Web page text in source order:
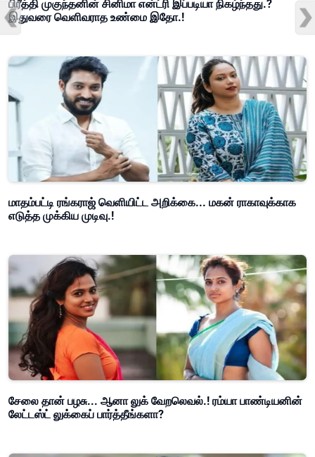
பிரீத்தி முகுந்தனின் சினிமா என்ட்ரி இப்படியா நிகழ்ந்தது.?
இதுவரை வெளிவராத உண்மை இதோ.!
மாதம்பட்டி ரங்கராஜ் வெளியிட்ட அறிக்கை... மகன் ராகாவுக்காக
எடுத்த முக்கிய முடிவு.!
சேலை தான் பழசு... ஆனா லுக் வேறலெவல்.! ரம்யா பாண்டியனின்
லேட்டஸ்ட் லுக்கைப் பார்த்தீங்களா?